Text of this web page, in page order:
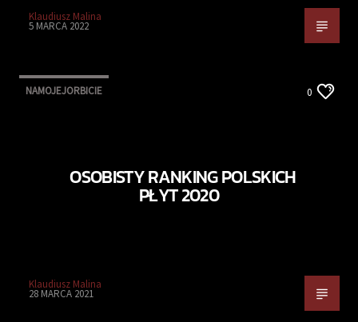
Klaudiusz Malina
5 MARCA 2022
NAMOJEJORBICIE 0
OSOBISTY RANKING POLSKICH
PŁYT 2020
Klaudiusz Malina
28 MARCA 2021